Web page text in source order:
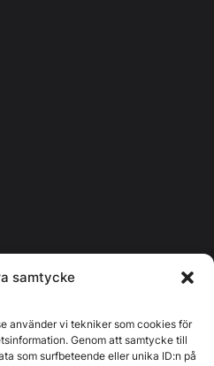
samtycke
använder vi tekniker som cookies för
Genom att samtycke till
som surfbeteende eller unika ID:n på